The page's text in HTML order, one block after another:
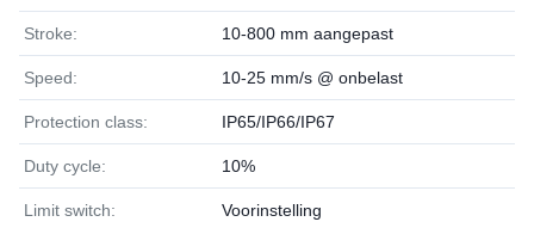
Stroke: 10-800 mm aangepast
Speed: 10-25 mm/s @ onbelast
Protection class: IP65/IP66/IP67
Duty cycle: 10%
Limit switch: Voorinstelling